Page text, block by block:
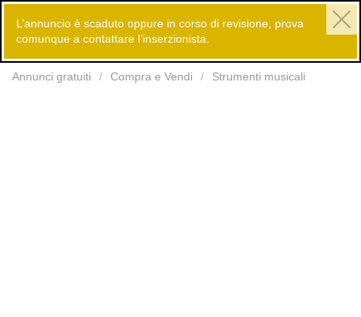
Annunci gratuiti Compra e Vendi Strumenti musicali
L’annuncio è scaduto oppure in corso di revisione, prova
comunque a contattare l’inserzionista.